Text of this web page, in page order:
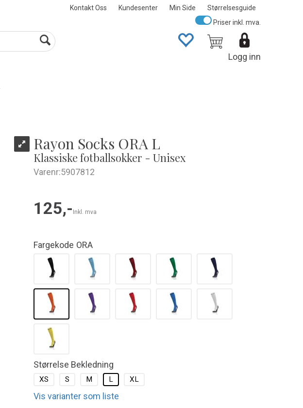
Kontakt Oss Kundesenter Min Side Størrelsesguide
Logg inn
Priser inkl. mva.
Rayon Socks ORA L
Klassiske fotballsokker - Unisex
Varenr:5907812
125,- Inkl. mva
Fargekode ORA
Størrelse Bekledning
XS S M L XL
Vis varianter som liste